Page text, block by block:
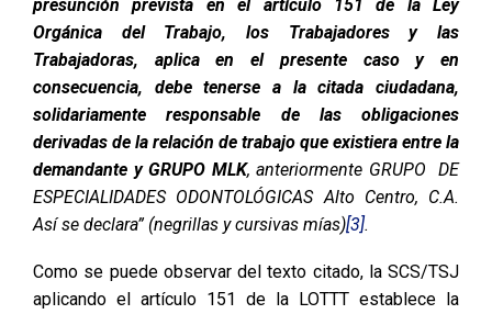
presunción prevista en el artículo 151 de la Ley
Orgánica del Trabajo, los Trabajadores y las
Trabajadoras, aplica en el presente caso y en
consecuencia, debe tenerse a la citada ciudadana,
solidariamente responsable de las obligaciones
derivadas de la relación de trabajo que existiera entre la
demandante y GRUPO MLK, anteriormente GRUPO DE
ESPECIALIDADES ODONTOLÓGICAS Alto Centro, C.A.
Así se declara” (negrillas y cursivas mías)[3].
Como se puede observar del texto citado, la SCS/TSJ
aplicando el artículo 151 de la LOTTT establece la